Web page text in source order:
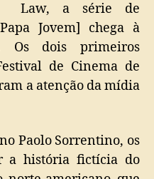
Law, a série de
Jovem] chega à
Os dois primeiros
de Cinema de
a atenção da mídia
Paolo Sorrentino, os
a história fictícia do